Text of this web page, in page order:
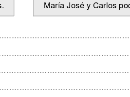
María José y Carlos